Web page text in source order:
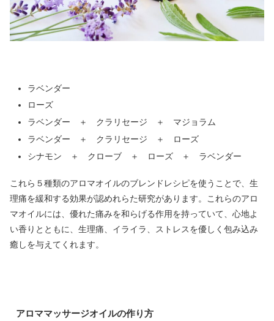
ラベンダー
ローズ
ラベンダー ＋ クラリセージ ＋ マジョラム
ラベンダー ＋ クラリセージ ＋ ローズ
シナモン ＋ クローブ ＋ ローズ ＋ ラベンダー
これら５種類のアロマオイルのブレンドレシピを使うことで、生
理痛を緩和する効果が認めれらた研究があります。これらのアロ
マオイルには、優れた痛みを和らげる作用を持っていて、心地よ
い香りとともに、生理痛、イライラ、ストレスを優しく包み込み
癒しを与えてくれます。
アロママッサージオイルの作り方